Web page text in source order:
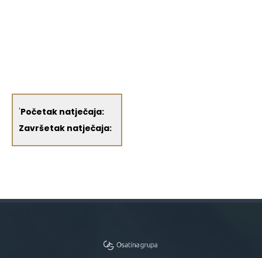
'Početak natječaja:
Završetak natječaja: